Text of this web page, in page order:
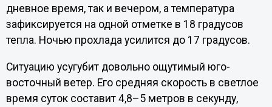
дневное время, так и вечером, а температура
зафиксируется на одной отметке в 18 градусов
тепла. Ночью прохлада усилится до 17 градусов.
Ситуацию усугубит довольно ощутимый юго-
восточный ветер. Его средняя скорость в светлое
время суток составит 4,8–5 метров в секунду,